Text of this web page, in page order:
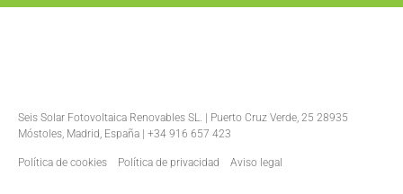
Seis Solar Fotovoltaica Renovables SL. | Puerto Cruz Verde, 25 28935
Móstoles, Madrid, España | +34 916 657 423
Política de cookies Política de privacidad Aviso legal